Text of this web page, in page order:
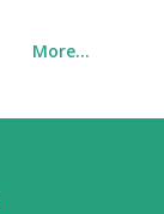
More…